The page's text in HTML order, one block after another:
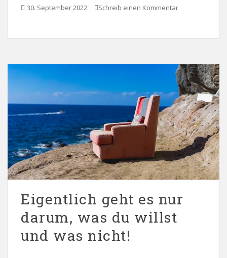
30. September 2022 Schreib einen Kommentar
Eigentlich geht es nur
darum, was du willst
und was nicht!